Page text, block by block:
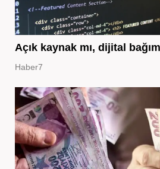
Açık kaynak mı, dijital
Haber7